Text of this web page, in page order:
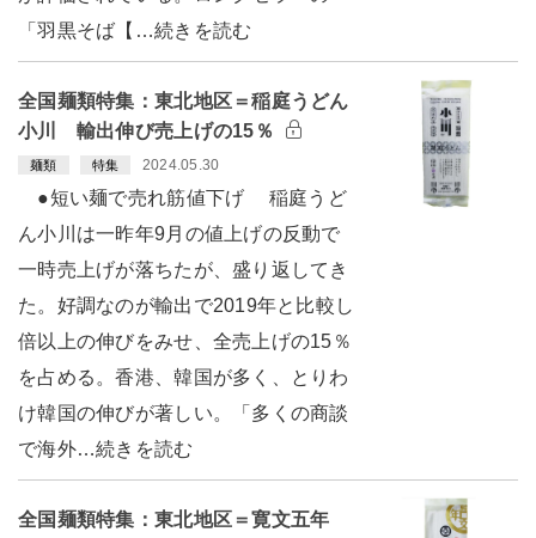
「羽黒そば【…続きを読む
全国麺類特集：東北地区＝稲庭うどん
小川 輸出伸び売上げの15％
麺類 特集 2024.05.30
●短い麺で売れ筋値下げ 稲庭うど
ん小川は一昨年9月の値上げの反動で
一時売上げが落ちたが、盛り返してき
た。好調なのが輸出で2019年と比較し
倍以上の伸びをみせ、全売上げの15％
を占める。香港、韓国が多く、とりわ
け韓国の伸びが著しい。「多くの商談
で海外…続きを読む
全国麺類特集：東北地区＝寛文五年